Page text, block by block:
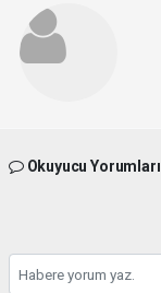
Okuyucu Yorumları